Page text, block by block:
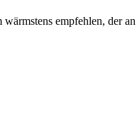
empfehlen, der